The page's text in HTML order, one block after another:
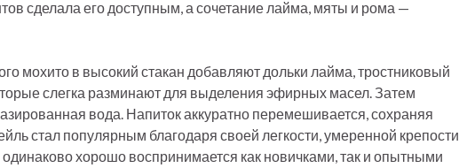
сделала его доступным, а сочетание лайма, мяты и рома —
мохито в высокий стакан добавляют дольки лайма, тростниковый
слегка разминают для выделения эфирных масел. Затем
вода. Напиток аккуратно перемешивается, сохраняя
стал популярным благодаря своей легкости, умеренной крепости
хорошо воспринимается как новичками, так и опытными